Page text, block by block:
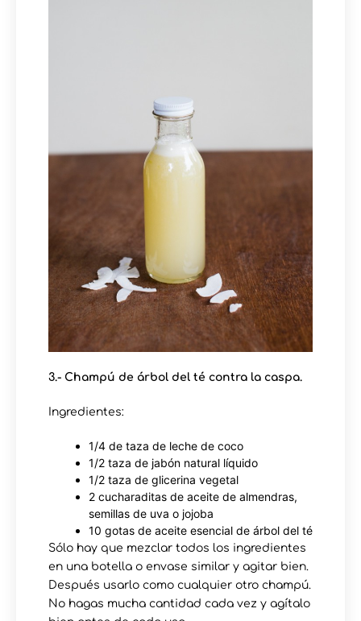
3.- Champú de árbol del té contra la caspa.
Ingredientes:
1/4 de taza de leche de coco
1/2 taza de jabón natural líquido
1/2 taza de glicerina vegetal
2 cucharaditas de aceite de almendras,
semillas de uva o jojoba
10 gotas de aceite esencial de árbol del té
Sólo hay que mezclar todos los ingredientes
en una botella o envase similar y agitar bien.
Después usarlo como cualquier otro champú.
No hagas mucha cantidad cada vez y agítalo